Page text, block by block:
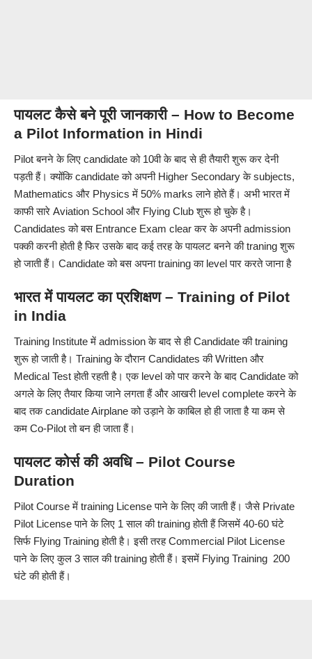
पायलट कैसे बने पूरी जानकारी – How to Become
a Pilot Information in Hindi
Pilot बनने के लिए candidate को 10वी के बाद से ही तैयारी शुरू कर देनी
पड़ती हैं। क्योंकि candidate को अपनी Higher Secondary के subjects,
Mathematics और Physics में 50% marks लाने होते हैं। अभी भारत में
काफी सारे Aviation School और Flying Club शुरू हो चुके है।
Candidates को बस Entrance Exam clear कर के अपनी admission
पक्की करनी होती है फिर उसके बाद कई तरह के पायलट बनने की traning शुरू
हो जाती हैं। Candidate को बस अपना training का level पार करते जाना है
भारत में पायलट का प्रशिक्षण – Training of Pilot
in India
Training Institute में admission के बाद से ही Candidate की training
शुरू हो जाती है। Training के दौरान Candidates की Written और
Medical Test होती रहती है। एक level को पार करने के बाद Candidate को
अगले के लिए तैयार किया जाने लगता हैं और आखरी level complete करने के
बाद तक candidate Airplane को उड़ाने के काबिल हो ही जाता है या कम से
कम Co-Pilot तो बन ही जाता हैं।
पायलट कोर्स की अवधि – Pilot Course
Duration
Pilot Course में training License पाने के लिए की जाती हैं। जैसे Private
Pilot License पाने के लिए 1 साल की training होती हैं जिसमें 40-60 घंटे
सिर्फ Flying Training होती है। इसी तरह Commercial Pilot License
पाने के लिए कुल 3 साल की training होती हैं। इसमें Flying Training 200
घंटे की होती हैं।